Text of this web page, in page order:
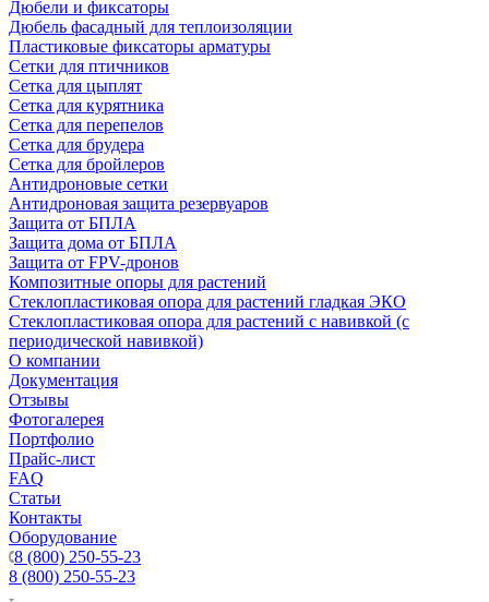
Дюбели и фиксаторы
Дюбель фасадный для теплоизоляции
Пластиковые фиксаторы арматуры
Сетки для птичников
Сетка для цыплят
Сетка для курятника
Сетка для перепелов
Сетка для брудера
Сетка для бройлеров
Антидроновые сетки
Антидроновая защита резервуаров
Защита от БПЛА
Защита дома от БПЛА
Защита от FPV-дронов
Композитные опоры для растений
Стеклопластиковая опора для растений гладкая ЭКО
Стеклопластиковая опора для растений с навивкой (с
периодической навивкой)
О компании
Документация
Отзывы
Фотогалерея
Портфолио
Прайс-лист
FAQ
Статьи
Контакты
Оборудование
8 (800) 250-55-23
8 (800) 250-55-23